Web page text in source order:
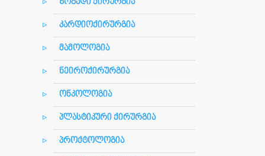
ზოგადი ქირურგია
კარდიოქირურგია
მამოლოგია
ნეიროქირურგია
ონკოლოგია
პლასტიკური ქირურგია
პროქტოლოგია